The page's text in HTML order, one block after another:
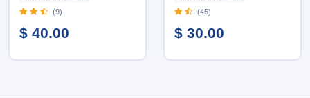
(9)
$ 40.00
(45)
$ 30.00